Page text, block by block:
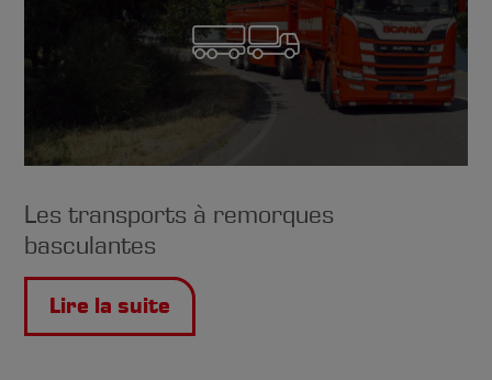
Les transports à remorques
basculantes
Lire la suite